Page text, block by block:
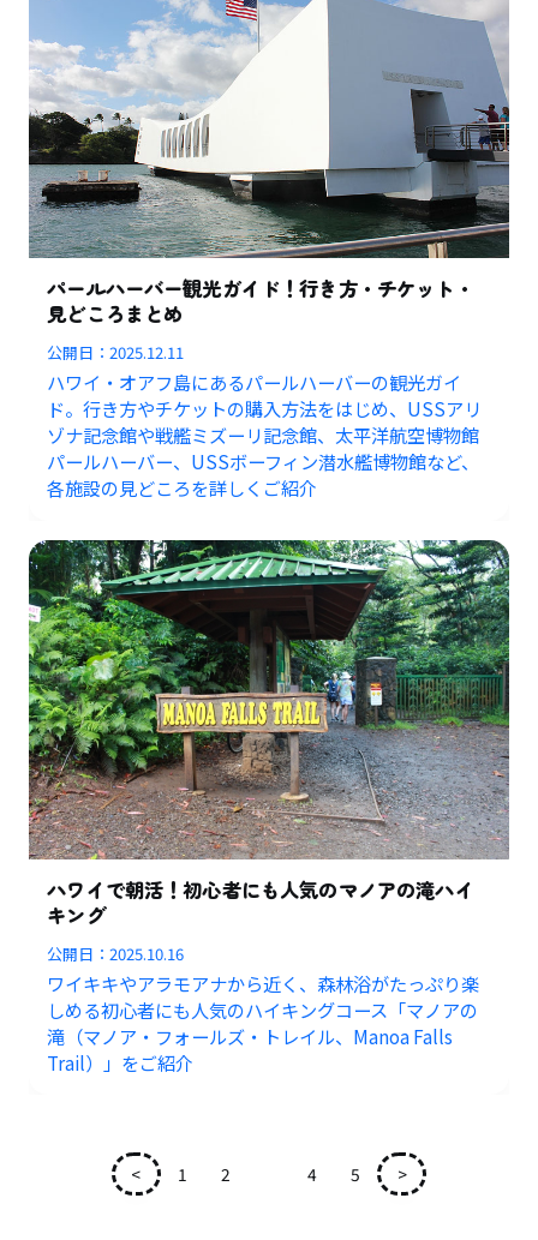
パールハーバー観光ガイド！行き方・チケット・
見どころまとめ
公開日：2025.12.11
ハワイ・オアフ島にあるパールハーバーの観光ガイ
ド。行き方やチケットの購入方法をはじめ、USSアリ
ゾナ記念館や戦艦ミズーリ記念館、太平洋航空博物館
パールハーバー、USSボーフィン潜水艦博物館など、
各施設の見どころを詳しくご紹介
ハワイで朝活！初心者にも人気のマノアの滝ハイ
キング
公開日：2025.10.16
ワイキキやアラモアナから近く、森林浴がたっぷり楽
しめる初心者にも人気のハイキングコース「マノアの
滝（マノア・フォールズ・トレイル、Manoa Falls
Trail）」をご紹介
< 1 2 4 5 >